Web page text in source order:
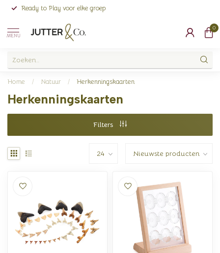
Ready to Play voor elke groep
MENU
0
Home / Natuur / Herkenningskaarten
Herkenningskaarten
Filters